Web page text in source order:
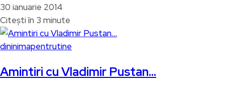
30 ianuarie 2014
Citești în 3 minute
dininimapentrutine
Amintiri cu Vladimir Pustan…